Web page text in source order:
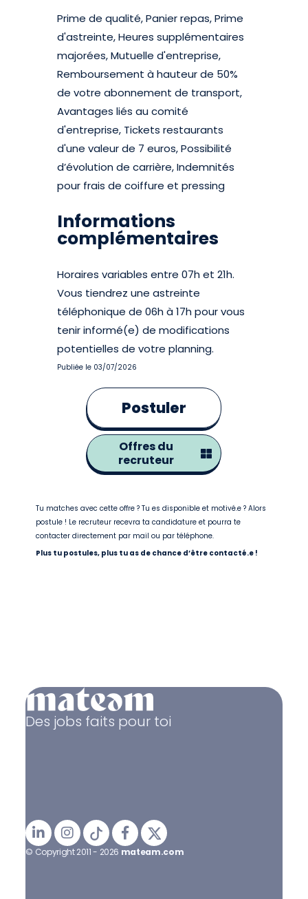
Prime de qualité, Panier repas, Prime
d'astreinte, Heures supplémentaires
majorées, Mutuelle d'entreprise,
Remboursement à hauteur de 50%
de votre abonnement de transport,
Avantages liés au comité
d'entreprise, Tickets restaurants
d'une valeur de 7 euros, Possibilité
d’évolution de carrière, Indemnités
pour frais de coiffure et pressing
Informations
complémentaires
Horaires variables entre 07h et 21h.
Vous tiendrez une astreinte
téléphonique de 06h à 17h pour vous
tenir informé(e) de modifications
potentielles de votre planning.
Publiée le 03/07/2026
Postuler
Offres du
recruteur
Tu matches avec cette offre ? Tu es disponible et motivé.e ? Alors
postule ! Le recruteur recevra ta candidature et pourra te
contacter directement par mail ou par téléphone.
Plus tu postules, plus tu as de chance d’être contacté.e !
Des jobs faits pour toi
© Copyright 2011 - 2026 mateam.com